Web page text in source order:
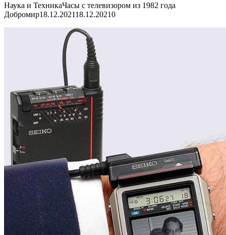
Наука и ТехникаЧасы с телевизором из 1982 года
Добромир18.12.202118.12.20210